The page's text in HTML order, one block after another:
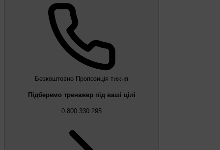
Безкоштовно Пропозиція тижня
Підберемо тренажер під ваші цілі
0 800 330 295